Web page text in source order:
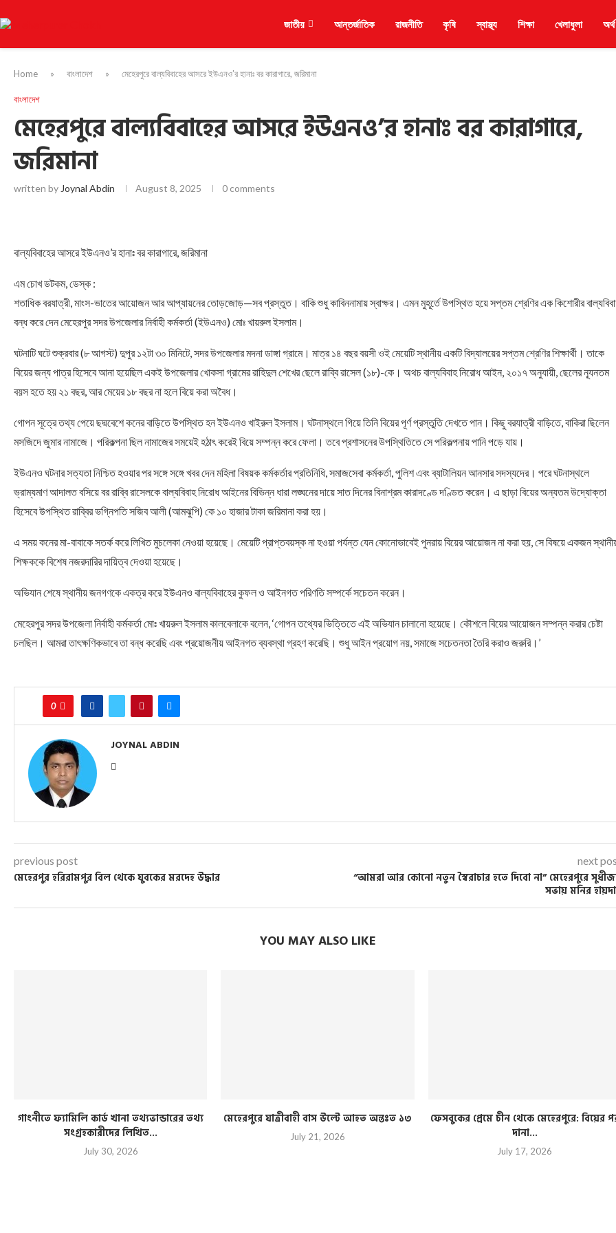
জাতীয় আন্তর্জাতিক রাজনীতি কৃষি স্বাস্থ্য শিক্ষা খেলাধুলা
Home » বাংলাদেশ » মেহেরপুরে বাল্যবিবাহের আসরে ইউএনও’র হানাঃ বর কারাগারে, জরিমানা
বাংলাদেশ
মেহেরপুরে বাল্যবিবাহের আসরে ইউএনও’র হানাঃ বর কারাগারে,
জরিমানা
written by Joynal Abdin August 8, 2025 0 comments
বাল্যবিবাহের আসরে ইউএনও’র হানাঃ বর কারাগারে, জরিমানা
এম চোখ ডটকম, ডেস্ক :
শতাধিক বরযাত্রী, মাংস-ভাতের আয়োজন আর আপ্যায়নের তোড়জোড়—সব প্রস্তুত। বাকি শুধু কাবিননামায় স্বাক্ষর। এমন মুহূর্তে উপস্থিত হয়ে সপ্তম শ্রেণির এক কিশোরীর
বন্ধ করে দেন মেহেরপুর সদর উপজেলার নির্বাহী কর্মকর্তা (ইউএনও) মোঃ খায়রুল ইসলাম।
ঘটনাটি ঘটে শুক্রবার (৮ আগস্ট) দুপুর ১২টা ৩০ মিনিটে, সদর উপজেলার মদনা ডাঙ্গা গ্রামে। মাত্র ১৪ বছর বয়সী ওই মেয়েটি স্থানীয় একটি বিদ্যালয়ের সপ্তম শ্রেণির শিক্ষার্থী। তাকে
বিয়ের জন্য পাত্র হিসেবে আনা হয়েছিল একই উপজেলার খোকসা গ্রামের রাহিদুল শেখের ছেলে রাব্বি রাসেল (১৮)-কে। অথচ বাল্যবিবাহ নিরোধ আইন, ২০১৭ অনুযায়ী, ছেলের ন্যূনতম
বয়স হতে হয় ২১ বছর, আর মেয়ের ১৮ বছর না হলে বিয়ে করা অবৈধ।
গোপন সূত্রে তথ্য পেয়ে ছদ্মবেশে কনের বাড়িতে উপস্থিত হন ইউএনও খাইরুল ইসলাম। ঘটনাস্থলে গিয়ে তিনি বিয়ের পূর্ণ প্রস্তুতি দেখতে পান। কিছু বরযাত্রী বাড়িতে, বাকিরা ছিলেন
মসজিদে জুমার নামাজে। পরিকল্পনা ছিল নামাজের সময়েই হঠাৎ করেই বিয়ে সম্পন্ন করে ফেলা। তবে প্রশাসনের উপস্থিতিতে সে পরিকল্পনায় পানি পড়ে যায়।
ইউএনও ঘটনার সত্যতা নিশ্চিত হওয়ার পর সঙ্গে সঙ্গে খবর দেন মহিলা বিষয়ক কর্মকর্তার প্রতিনিধি, সমাজসেবা কর্মকর্তা, পুলিশ এবং ব্যাটালিয়ন আনসার সদস্যদের। পরে ঘটনাস্থলে
ভ্রাম্যমাণ আদালত বসিয়ে বর রাব্বি রাসেলকে বাল্যবিবাহ নিরোধ আইনের বিভিন্ন ধারা লঙ্ঘনের দায়ে সাত দিনের বিনাশ্রম কারাদণ্ডে দণ্ডিত করেন। এ ছাড়া বিয়ের অন্যতম উদ্যোক্তা
হিসেবে উপস্থিত রাব্বির ভগ্নিপতি সজিব আলী (আমঝুপি) কে ১০ হাজার টাকা জরিমানা করা হয়।
এ সময় কনের মা-বাবাকে সতর্ক করে লিখিত মুচলেকা নেওয়া হয়েছে। মেয়েটি প্রাপ্তবয়স্ক না হওয়া পর্যন্ত যেন কোনোভাবেই পুনরায় বিয়ের আয়োজন না করা হয়, সে বিষয়ে একজন
শিক্ষককে বিশেষ নজরদারির দায়িত্ব দেওয়া হয়েছে।
অভিযান শেষে স্থানীয় জনগণকে একত্র করে ইউএনও বাল্যবিবাহের কুফল ও আইনগত পরিণতি সম্পর্কে সচেতন করেন।
মেহেরপুর সদর উপজেলা নির্বাহী কর্মকর্তা মোঃ খায়রুল ইসলাম কালবেলাকে বলেন, ‘গোপন তথ্যের ভিত্তিতে এই অভিযান চালানো হয়েছে। কৌশলে বিয়ের আয়োজন সম্পন্ন করার চেষ্টা
চলছিল। আমরা তাৎক্ষণিকভাবে তা বন্ধ করেছি এবং প্রয়োজনীয় আইনগত ব্যবস্থা গ্রহণ করেছি। শুধু আইন প্রয়োগ নয়, সমাজে সচেতনতা তৈরি করাও জরুরি।’
0
JOYNAL ABDIN
previous post
মেহেরপুর হরিরামপুর বিল থেকে যুবকের মরদেহ উদ্ধার
next
“আমরা আর কোনো নতুন স্বৈরাচার হতে দিবো না” মেহেরপুরে
সভায় মনির
YOU MAY ALSO LIKE
গাংনীতে ফ্যামিলি কার্ড খানা তথ্যভান্ডারের তথ্য
সংগ্রহকারীদের লিখিত...
July 30, 2026
মেহেরপুরে যাত্রীবাহী বাস উল্টে আহত অন্তঃত ১৩
July 21, 2026
ফেসবুকের প্রেমে চীন থেকে মেহেরপুরে: বিয়ের
দানা...
July 17, 2026